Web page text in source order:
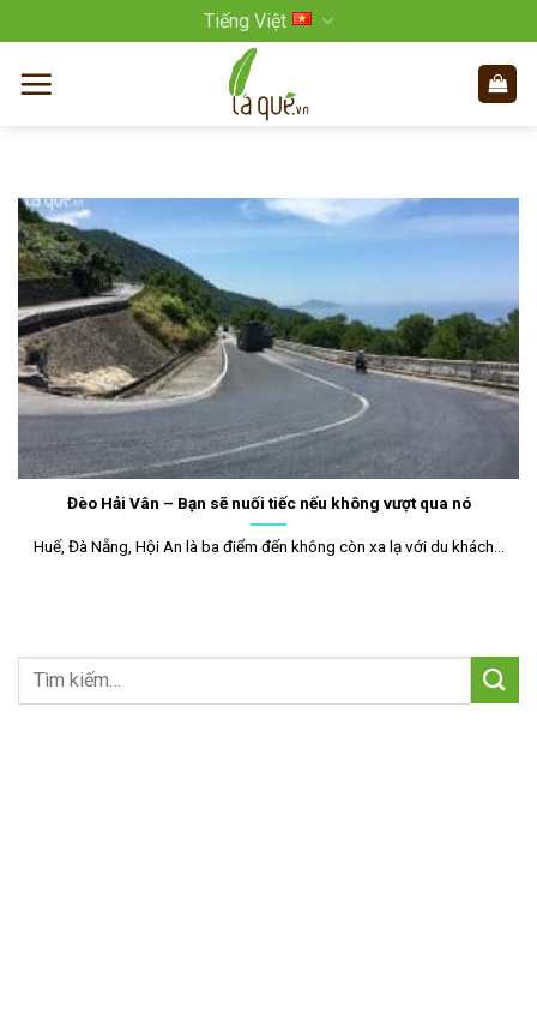
qua
nội
Tiếng Việt
Đèo Hải Vân – Bạn sẽ nuối tiếc nếu không vượt qua nó
Huế, Đà Nẵng, Hội An là ba điểm đến không còn xa lạ với du khách...